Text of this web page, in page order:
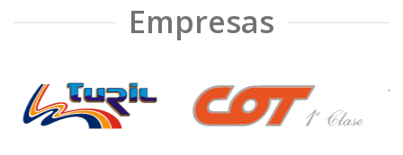
Empresas
❮